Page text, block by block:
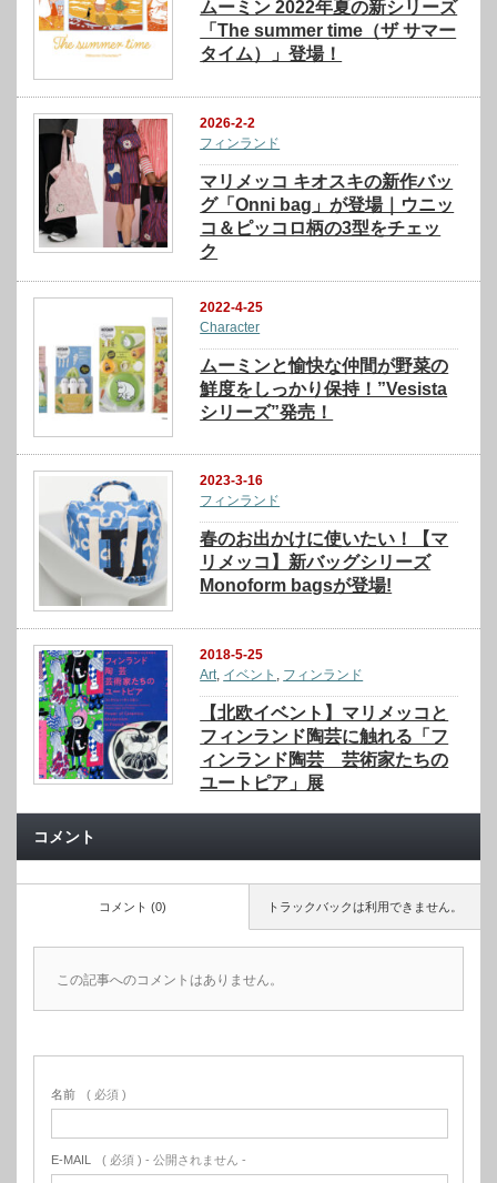
ムーミン 2022年夏の新シリーズ
「The summer time（ザ サマー
タイム）」登場！
2026-2-2
フィンランド
マリメッコ キオスキの新作バッ
グ「Onni bag」が登場｜ウニッ
コ＆ピッコロ柄の3型をチェッ
ク
2022-4-25
Character
ムーミンと愉快な仲間が野菜の
鮮度をしっかり保持！”Vesista
シリーズ”発売！
2023-3-16
フィンランド
春のお出かけに使いたい！【マ
リメッコ】新バッグシリーズ
Monoform bagsが登場!
2018-5-25
Art イベント フィンランド
【北欧イベント】マリメッコと
フィンランド陶芸に触れる「フ
ィンランド陶芸 芸術家たちの
ユートピア」展
コメント
トラックバックは利用できません。
コメント (0)
この記事へのコメントはありません。
名前 ( 必須 )
E-MAIL ( 必須 ) - 公開されません -